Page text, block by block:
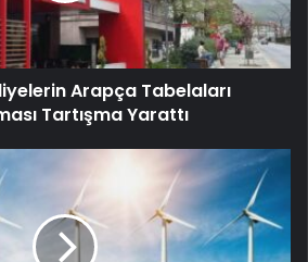
Arapça Tabelaları
Tartışma Yarattı